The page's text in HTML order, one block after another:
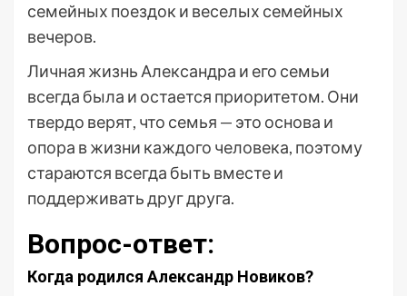
семейных поездок и веселых семейных
вечеров.
Личная жизнь Александра и его семьи
всегда была и остается приоритетом. Они
твердо верят, что семья — это основа и
опора в жизни каждого человека, поэтому
стараются всегда быть вместе и
поддерживать друг друга.
Вопрос-ответ:
Когда родился Александр Новиков?